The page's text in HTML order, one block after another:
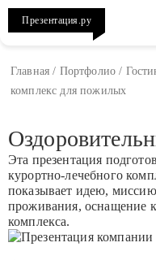
Презентация.ру
Главная / Портфолио /
комплекс для пожилых
Эта презентация
курортно-лечебного
показывает идею,
проживания, оснащение
комплекса.